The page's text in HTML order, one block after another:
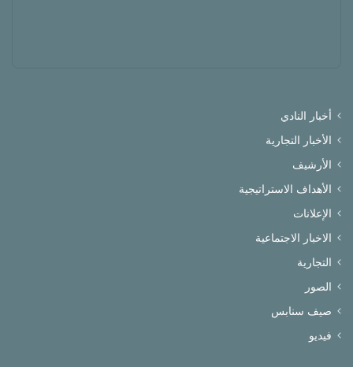
أخبار النادي
الأخبار التجارية
الأرشيف
الأهداف الاستراتيجية
الإعلانات
الاخبار الاجتماعية
التجارية
الصور
صيف سنابس
فيديو